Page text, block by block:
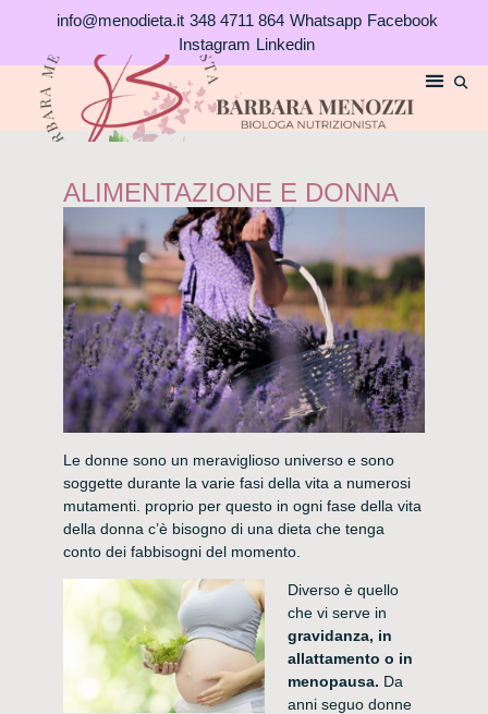
contenuto
info@menodieta.it 348 4711 864 Whatsapp Facebook
Instagram Linkedin
ALIMENTAZIONE E DONNA
Le donne sono un meraviglioso universo e sono
soggette durante la varie fasi della vita a numerosi
mutamenti. proprio per questo in ogni fase della vita
della donna c’è bisogno di una dieta che tenga
conto dei fabbisogni del momento.
Diverso è quello
che vi serve in
gravidanza, in
allattamento o in
menopausa. Da
anni seguo donne